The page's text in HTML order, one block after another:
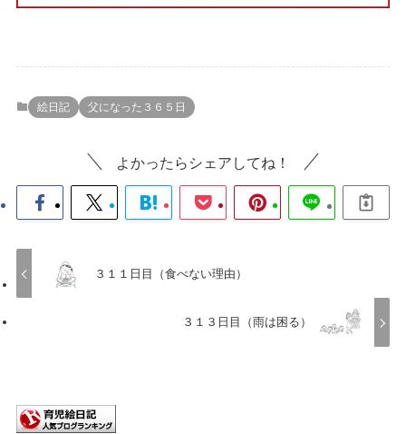
絵日記 父になった３６５日
よかったらシェアしてね！
３１１日目（食べない理由）
３１３日目（雨は困る）